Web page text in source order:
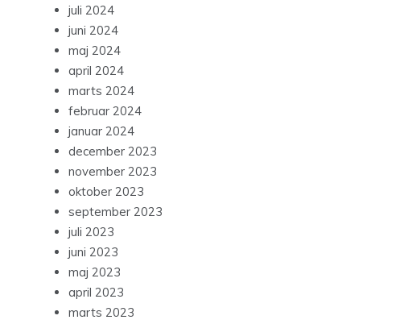
juli 2024
juni 2024
maj 2024
april 2024
marts 2024
februar 2024
januar 2024
december 2023
november 2023
oktober 2023
september 2023
juli 2023
juni 2023
maj 2023
april 2023
marts 2023